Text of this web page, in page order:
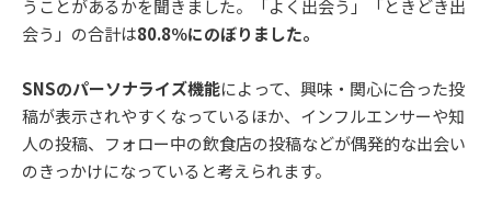
うことがあるかを聞きました。「よく出会う」「ときどき出
会う」の合計は80.8％にのぼりました。
SNSのパーソナライズ機能によって、興味・関心に合った投
稿が表示されやすくなっているほか、インフルエンサーや知
人の投稿、フォロー中の飲食店の投稿などが偶発的な出会い
のきっかけになっていると考えられます。